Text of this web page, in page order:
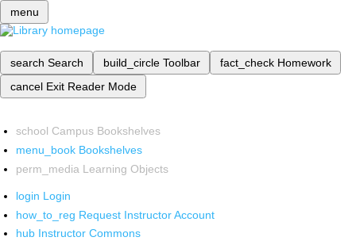
menu
search Search build_circle Toolbar fact_check Homework
cancel Exit Reader Mode
school Campus Bookshelves
menu_book Bookshelves
perm_media Learning Objects
login Login
how_to_reg Request Instructor Account
hub Instructor Commons